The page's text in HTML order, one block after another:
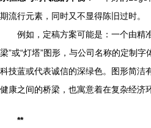
期流行元素，同时又不显得陈旧过时。
例如，定稿方案可能是：一个由精
梁”或“灯塔”图形，与公司名称的定制
科技蓝或代表诚信的深绿色。图形简洁
健康之间的桥梁，也寓意着在复杂经济
**